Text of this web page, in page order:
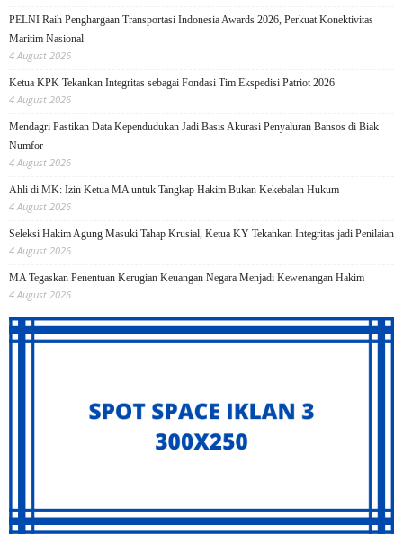
PELNI Raih Penghargaan Transportasi Indonesia Awards 2026, Perkuat Konektivitas
Maritim Nasional
4 August 2026
Ketua KPK Tekankan Integritas sebagai Fondasi Tim Ekspedisi Patriot 2026
4 August 2026
Mendagri Pastikan Data Kependudukan Jadi Basis Akurasi Penyaluran Bansos di Biak
Numfor
4 August 2026
Ahli di MK: Izin Ketua MA untuk Tangkap Hakim Bukan Kekebalan Hukum
4 August 2026
Seleksi Hakim Agung Masuki Tahap Krusial, Ketua KY Tekankan Integritas jadi Penilaian
4 August 2026
MA Tegaskan Penentuan Kerugian Keuangan Negara Menjadi Kewenangan Hakim
4 August 2026